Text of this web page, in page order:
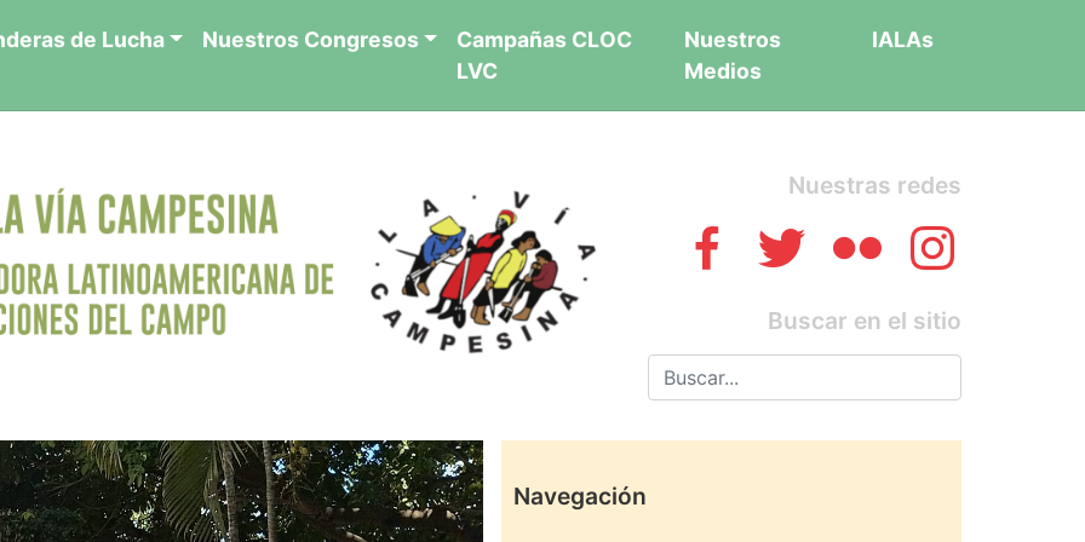
de Lucha Nuestros Congresos
Campañas CLOC
LVC
Nuestros
Medios
IALAs
Nuestras redes
Buscar en el sitio
Navegación